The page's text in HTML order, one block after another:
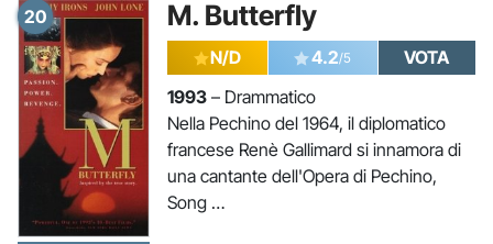
20 M. Butterfly
N/D 4.2/5
VOTA
1993 – Drammatico
Nella Pechino del 1964, il diplomatico
francese Renè Gallimard si innamora di
una cantante dell'Opera di Pechino,
Song …